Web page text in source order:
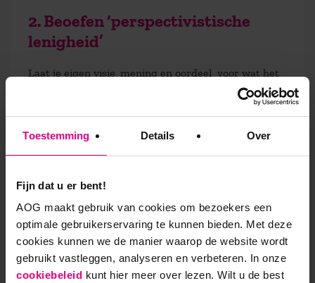
Toestemming Details Over
Fijn dat u er bent!
AOG maakt gebruik van cookies om bezoekers een
optimale gebruikerservaring te kunnen bieden. Met deze
cookies kunnen we de manier waarop de website wordt
gebruikt vastleggen, analyseren en verbeteren. In onze
cookiebeleid kunt hier meer over lezen. Wilt u de best
2. Beoefen ‘perspectivistische
lenigheid’
Laat je eigen visie, mening en oordeel voor wat het
is. Wil de ander niet overtuigen van jouw gelijk
(onderzoek wijst uit dat dat namelijk onbegonnen
op onderzoek uit. Verken verschillende
perspectieven, zonder je er aan eentje te hechten.
tegenaan te schoppen. Alleen zo word je samen
wijzer.